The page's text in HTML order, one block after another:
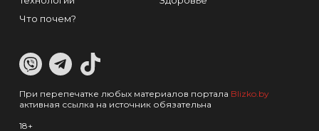
Что почем?
При перепечатке любых материалов портала Blizko.by
активная ссылка на источник обязательна
18+